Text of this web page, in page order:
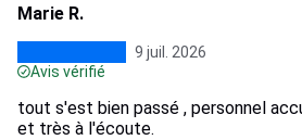
Marie R.
9 juil. 2026
Avis vérifié
tout s'est bien passé , personnel
et très à l'écoute.